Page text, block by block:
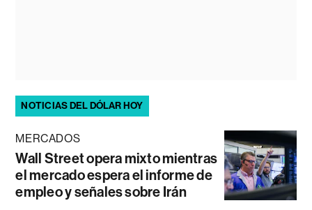
NOTICIAS DEL DÓLAR HOY
MERCADOS
Wall Street opera mixto mientras
el mercado espera el informe de
empleo y señales sobre Irán